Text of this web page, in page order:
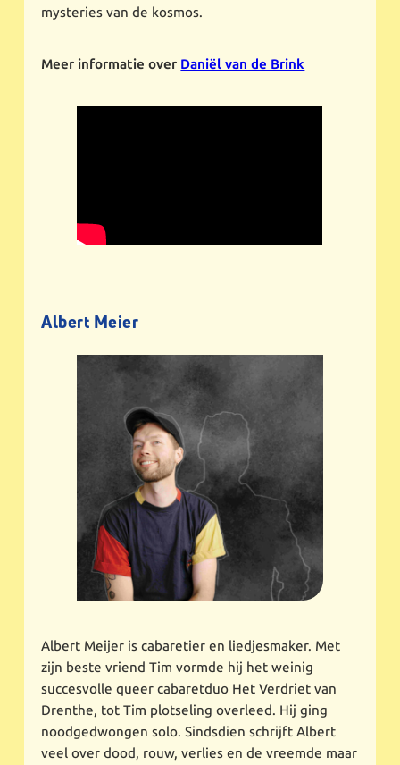
mysteries van de kosmos.
Meer informatie over Daniël van de Brink
Albert Meier
Albert Meijer is cabaretier en liedjesmaker. Met
zijn beste vriend Tim vormde hij het weinig
succesvolle queer cabaretduo Het Verdriet van
Drenthe, tot Tim plotseling overleed. Hij ging
noodgedwongen solo. Sindsdien schrijft Albert
veel over dood, rouw, verlies en de vreemde maar